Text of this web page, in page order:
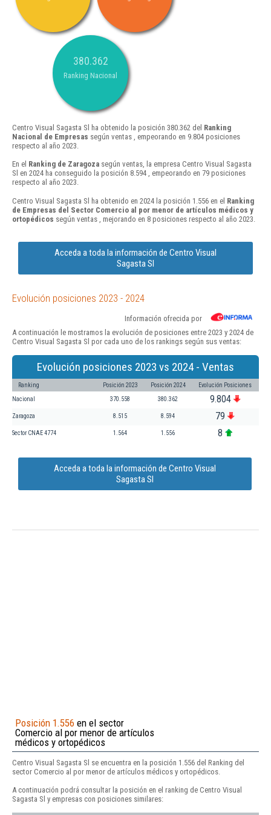
380.362
Ranking Nacional
Centro Visual Sagasta Sl ha obtenido la posición 380.362 del Ranking
Nacional de Empresas según ventas , empeorando en 9.804 posiciones
respecto al año 2023.
En el Ranking de Zaragoza según ventas, la empresa Centro Visual Sagasta
Sl en 2024 ha conseguido la posición 8.594 , empeorando en 79 posiciones
respecto al año 2023.
Centro Visual Sagasta Sl ha obtenido en 2024 la posición 1.556 en el Ranking
de Empresas del Sector Comercio al por menor de artículos médicos y
ortopédicos según ventas , mejorando en 8 posiciones respecto al año 2023.
Acceda a toda la información de Centro Visual
Sagasta Sl
Evolución posiciones 2023 - 2024
Información ofrecida por
A continuación le mostramos la evolución de posiciones entre 2023 y 2024 de
Centro Visual Sagasta Sl por cada uno de los rankings según sus ventas:
Evolución posiciones 2023 vs 2024 - Ventas
Ranking Posición 2023 Posición 2024 Evolución Posiciones
Nacional 370.558 380.362 9.804
Zaragoza 8.515 8.594 79
Sector CNAE 4774 1.564 1.556 8
Acceda a toda la información de Centro Visual
Sagasta Sl
Posición 1.556 en el sector
Comercio al por menor de artículos
médicos y ortopédicos
Centro Visual Sagasta Sl se encuentra en la posición 1.556 del Ranking del
sector Comercio al por menor de artículos médicos y ortopédicos.
A continuación podrá consultar la posición en el ranking de Centro Visual
Sagasta Sl y empresas con posiciones similares: